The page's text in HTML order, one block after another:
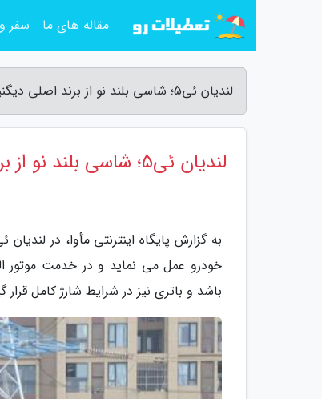
لندیان ئی5؛ شاسی بلند نو از برند اصلی دیگنیتی! - پایگاه اینترنتی مأوا
لندیان ئی5؛ شاسی بلند نو از برند اصلی دیگنیتی!
باشد و باتری نیز در شرایط شارژ کامل قرار گیرد، برد حرکتی
مقاله های ما سفر